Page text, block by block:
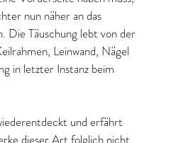
nun näher an das
Die Täuschung lebt von der
Leinwand, Nägel
in letzter Instanz beim
und erfährt
dieser Art folglich nicht